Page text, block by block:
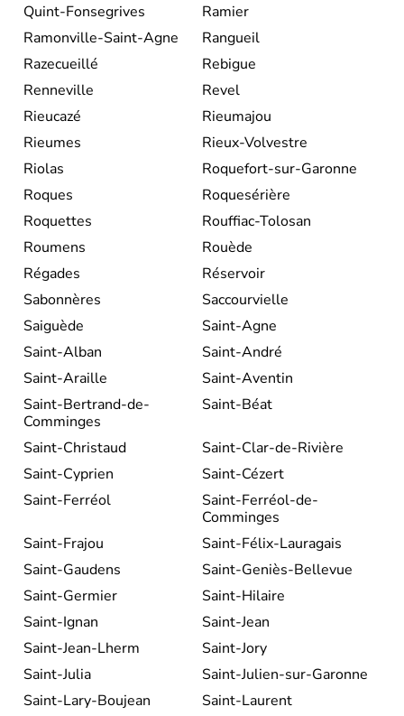
Quint-Fonsegrives
Ramier
Ramonville-Saint-Agne
Rangueil
Razecueillé
Rebigue
Renneville
Revel
Rieucazé
Rieumajou
Rieumes
Rieux-Volvestre
Riolas
Roquefort-sur-Garonne
Roques
Roquesérière
Roquettes
Rouffiac-Tolosan
Roumens
Rouède
Régades
Réservoir
Sabonnères
Saccourvielle
Saiguède
Saint-Agne
Saint-Alban
Saint-André
Saint-Araille
Saint-Aventin
Saint-Bertrand-de-
Comminges
Saint-Béat
Saint-Christaud
Saint-Clar-de-Rivière
Saint-Cyprien
Saint-Cézert
Saint-Ferréol
Saint-Ferréol-de-
Comminges
Saint-Frajou
Saint-Félix-Lauragais
Saint-Gaudens
Saint-Geniès-Bellevue
Saint-Germier
Saint-Hilaire
Saint-Ignan
Saint-Jean
Saint-Jean-Lherm
Saint-Jory
Saint-Julia
Saint-Julien-sur-Garonne
Saint-Lary-Boujean
Saint-Laurent